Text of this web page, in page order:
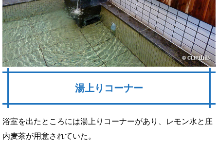
湯上りコーナー
浴室を出たところには湯上りコーナーがあり、レモン水と庄
内麦茶が用意されていた。